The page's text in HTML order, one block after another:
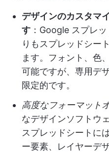
デザインのカスタマ
す ：Google スプレ
りもスプレッドシー
ます。フォント、色
可能ですが、専用デ
限定的です。
高度なフォーマット
なデザインソフトウ
スプレッドシートに
ー要素、レイヤーデ